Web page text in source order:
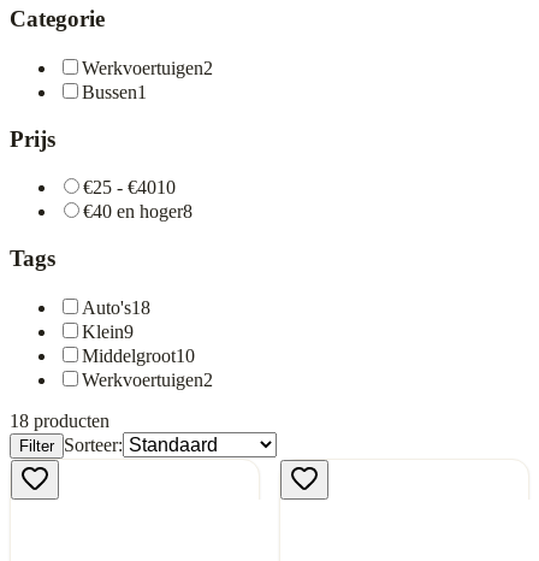
Categorie
Werkvoertuigen2
Bussen1
Prijs
€25 - €4010
€40 en hoger8
Tags
Auto's18
Klein9
Middelgroot10
Werkvoertuigen2
18 producten
Filter Sorteer: